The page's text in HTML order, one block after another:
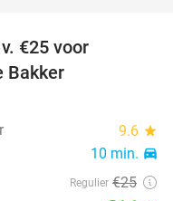
€25 voor
Bakker
9.6 star
10 min. directions_car
Regulier €25